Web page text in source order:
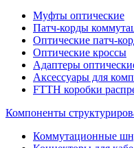
Муфты оптические
Патч-корды
Оптические патч-
Оптические кроссы
Адаптеры
Аксессуары для
FTTH коробки
Компоненты
Коммутационные